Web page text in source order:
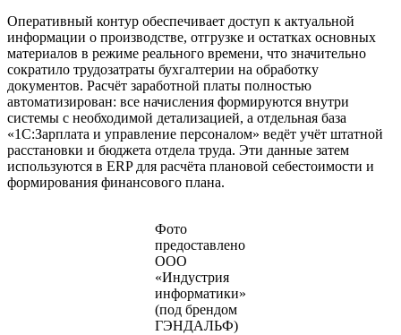
Оперативный контур обеспечивает доступ к актуальной
информации о производстве, отгрузке и остатках основных
материалов в режиме реального времени, что значительно
сократило трудозатраты бухгалтерии на обработку
документов. Расчёт заработной платы полностью
автоматизирован: все начисления формируются внутри
системы с необходимой детализацией, а отдельная база
«1С:Зарплата и управление персоналом» ведёт учёт штатной
расстановки и бюджета отдела труда. Эти данные затем
используются в ERP для расчёта плановой себестоимости и
формирования финансового плана.
Фото
предоставлено
ООО
«Индустрия
информатики»
(под брендом
ГЭНДАЛЬФ)